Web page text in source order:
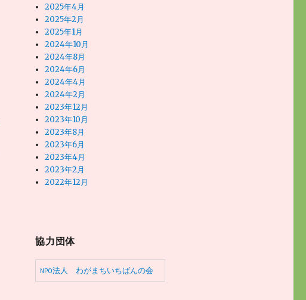
2025年4月
2025年2月
2025年1月
2024年10月
2024年8月
2024年6月
2024年4月
2024年2月
2023年12月
2023年10月
2023年8月
2023年6月
2023年4月
2023年2月
2022年12月
協力団体
NPO法人　わがまちいちばんの会